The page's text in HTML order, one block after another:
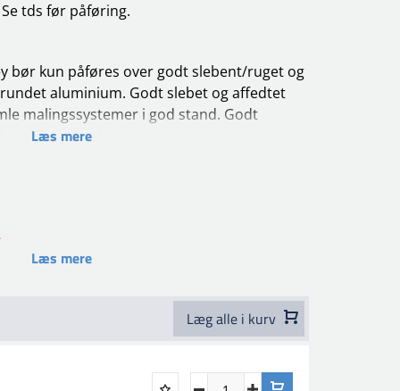
tds før påføring.
bør kun påføres over godt slebent/ruget og
aluminium. Godt slebet og affedtet
malingssystemer i god stand. Godt
OEM-grundmaling.
cm² (1-15 Washprimer anbefales).
1-15 Washprimer for maksimal
+ max 15% Uni Thinner
Læs mere
Læs mere
Læg alle i kurv